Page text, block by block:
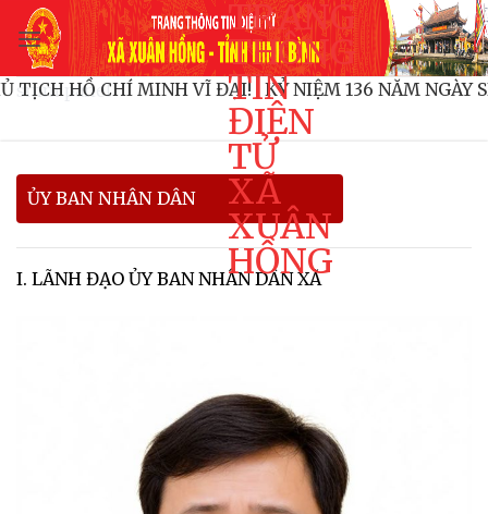
qua
dung
TRANG
THÔNG
TIN
ĐIỆN
TỬ
XÃ
XUÂN
HỒNG
smm panel
CHỦ TỊCH HỒ CHÍ MINH VĨ ĐẠI! KỶ NIỆM 136 NĂM
ỦY BAN NHÂN DÂN
I. LÃNH ĐẠO ỦY BAN NHÂN DÂN XÃ